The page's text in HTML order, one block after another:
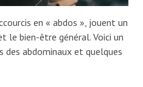
en « abdos », jouent un
le bien-être général. Voici un
abdominaux et quelques